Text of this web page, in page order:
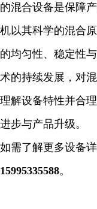
的混合设备是保障
机以其科学的混合
的均匀性、稳定性
术的持续发展，对
理解设备特性并合
进步与产品升级。
如需了解更多设备
15995335588。